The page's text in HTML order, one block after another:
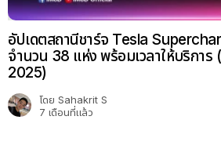
อัปเดตสถานีชาร์จ Tesla
จำนวน 38 แห่ง พร้อมเวลาให้บริการ
2025)
โดย Sahakrit S
7 เดือนที่แล้ว